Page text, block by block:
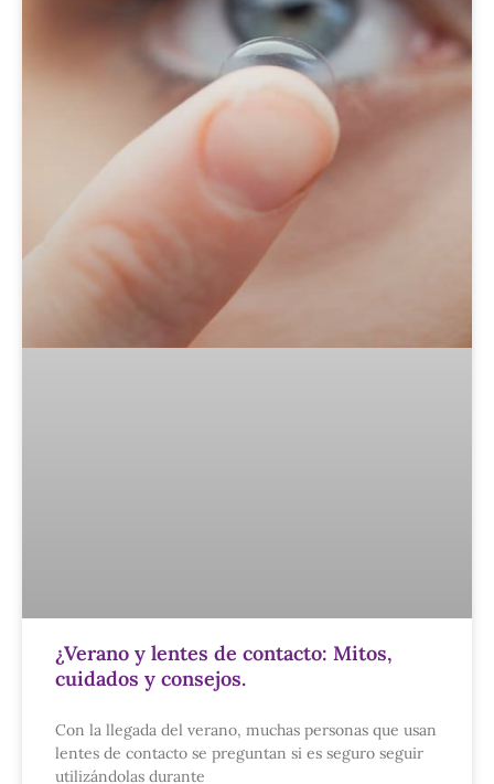
¿Verano y lentes de contacto: Mitos,
cuidados y consejos.
Con la llegada del verano, muchas personas que usan
lentes de contacto se preguntan si es seguro seguir
utilizándolas durante